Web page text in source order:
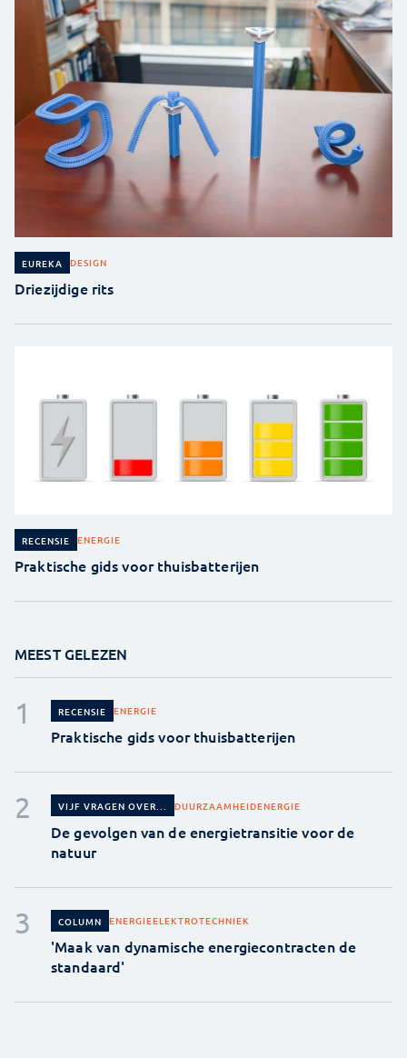
EUREKA DESIGN
Driezijdige rits
RECENSIE ENERGIE
Praktische gids voor thuisbatterijen
MEEST GELEZEN
RECENSIE ENERGIE
Praktische gids voor thuisbatterijen
VIJF VRAGEN OVER... DUURZAAMHEIDENERGIE
De gevolgen van de energietransitie voor de
natuur
COLUMN ENERGIEELEKTROTECHNIEK
'Maak van dynamische energiecontracten de
standaard'